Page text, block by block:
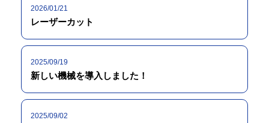
2026/01/21
レーザーカット
2025/09/19
新しい機械を導入しました！
2025/09/02